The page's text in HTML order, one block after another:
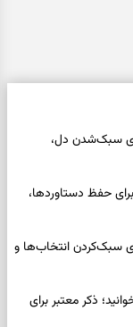
۱۴۰۵ | نیت‌هایی برای سبک‌شدن دل،
۱۴۰۵ | کارت‌هایی برای حفظ دستاوردها،
۱۶ مرداد ۱۴۰۵ | روزی برای سبک‌کردن انتخاب‌ها و
ذکر معتبر برای